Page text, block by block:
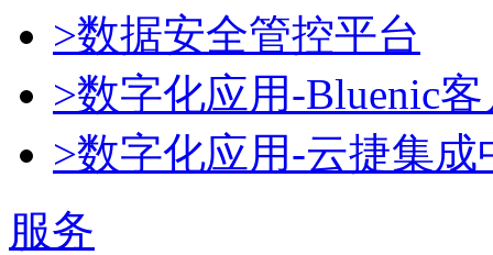
>数据安全管控平台
>数字化应用-Bluenic
>数字化应用-云捷集成
服务